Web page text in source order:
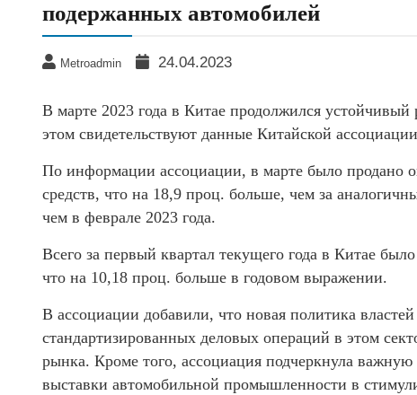
подержанных автомобилей
Metroadmin 24.04.2023
В марте 2023 года в Китае продолжился
этом свидетельствуют данные Китайской
По информации ассоциации, в марте было продано
средств, что на 18,9 проц. больше, чем за
чем в феврале 2023 года.
Всего за первый квартал текущего года в Китае
что на 10,18 проц. больше в годовом выражении.
В ассоциации добавили, что новая политика
стандартизированных деловых операций в этом
рынка. Кроме того, ассоциация подчеркнула
выставки автомобильной промышленности в